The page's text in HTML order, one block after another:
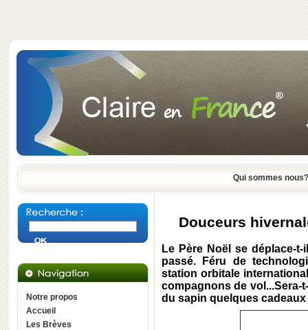
Qui sommes nous?
Notre propos
Accueil
Les Brèves
Douceurs
Le Père Noël se déplace-
passé. Féru de
station orbitale
compagnons de vol...Sera-
du sapin quelques